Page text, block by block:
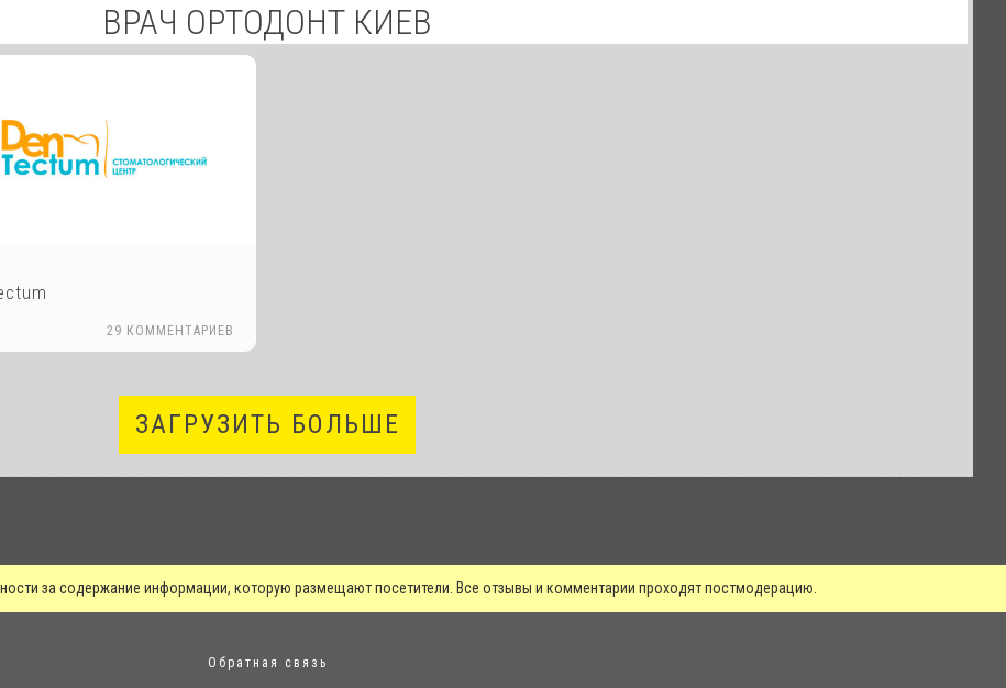
ВРАЧ ОРТОДОНТ КИЕВ
29 КОММЕНТАРИЕВ
ЗАГРУЗИТЬ БОЛЬШЕ
за содержание информации, которую размещают посетители. Все отзывы и комментарии проходят постмодерацию.
Обратная связь